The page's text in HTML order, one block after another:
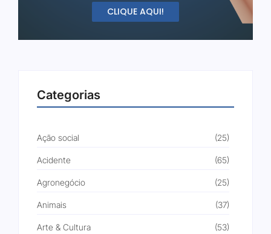
CLIQUE AQUI!
Categorias
Ação social (25)
Acidente (65)
Agronegócio (25)
Animais (37)
Arte & Cultura (53)